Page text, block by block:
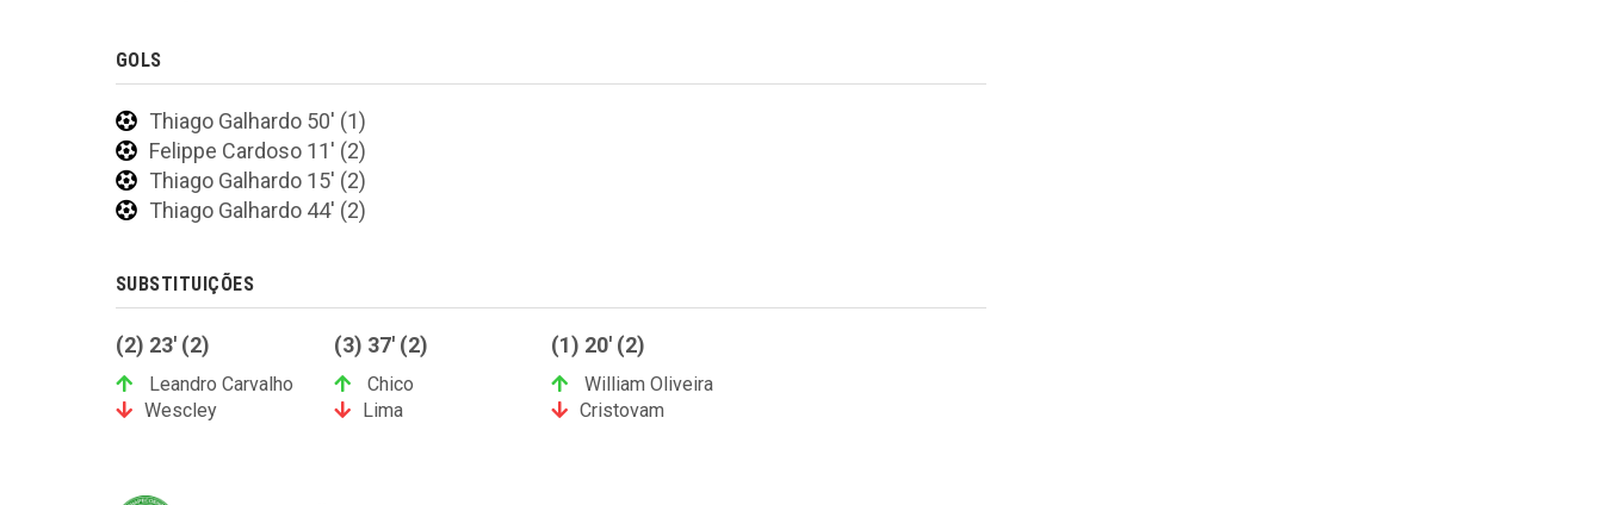
GOLS
Thiago Galhardo 50' (1)
Felippe Cardoso 11' (2)
Thiago Galhardo 15' (2)
Thiago Galhardo 44' (2)
SUBSTITUIÇÕES
(2) 23' (2)
Leandro Carvalho
Wescley
(3) 37' (2)
Chico
Lima
(1) 20' (2)
William Oliveira
Cristovam